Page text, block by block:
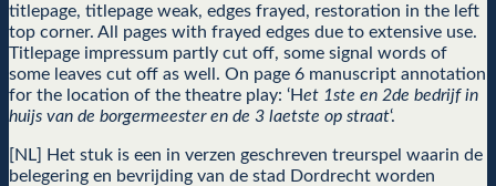
titlepage, titlepage weak, edges frayed, restoration in the left
top corner. All pages with frayed edges due to extensive use.
Titlepage impressum partly cut off, some signal words of
some leaves cut off as well. On page 6 manuscript annotation
for the location of the theatre play: ‘Het 1ste en 2de bedrijf in
huijs van de borgermeester en de 3 laetste op straat‘.
[NL] Het stuk is een in verzen geschreven treurspel waarin de
belegering en bevrijding van de stad Dordrecht worden